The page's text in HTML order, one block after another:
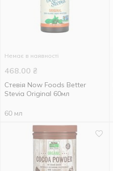
Немає в наявності
468.00 ₴
Стевія Now Foods Better
Stevia Original 60мл
60 мл